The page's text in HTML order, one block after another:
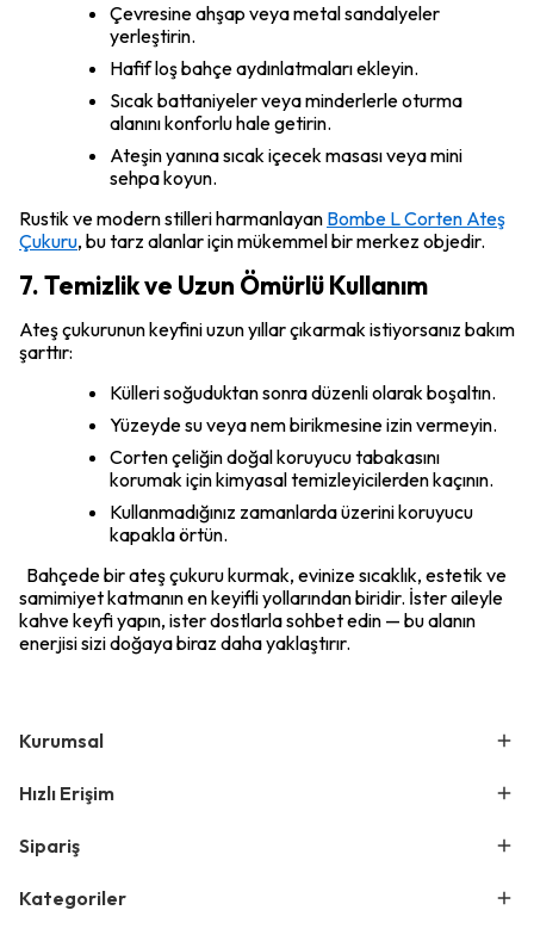
Çevresine ahşap veya metal sandalyeler
yerleştirin.
Hafif loş bahçe aydınlatmaları ekleyin.
Sıcak battaniyeler veya minderlerle oturma
alanını konforlu hale getirin.
Ateşin yanına sıcak içecek masası veya mini
sehpa koyun.
Rustik ve modern stilleri harmanlayan Bombe L Corten Ateş
Çukuru, bu tarz alanlar için mükemmel bir merkez objedir.
7. Temizlik ve Uzun Ömürlü Kullanım
Ateş çukurunun keyfini uzun yıllar çıkarmak istiyorsanız bakım
şarttır:
Külleri soğuduktan sonra düzenli olarak boşaltın.
Yüzeyde su veya nem birikmesine izin vermeyin.
Corten çeliğin doğal koruyucu tabakasını
korumak için kimyasal temizleyicilerden kaçının.
Kullanmadığınız zamanlarda üzerini koruyucu
kapakla örtün.
Bahçede bir ateş çukuru kurmak, evinize sıcaklık, estetik ve
samimiyet katmanın en keyifli yollarından biridir. İster aileyle
kahve keyfi yapın, ister dostlarla sohbet edin — bu alanın
enerjisi sizi doğaya biraz daha yaklaştırır.
Kurumsal
Hızlı Erişim
Sipariş
Kategoriler